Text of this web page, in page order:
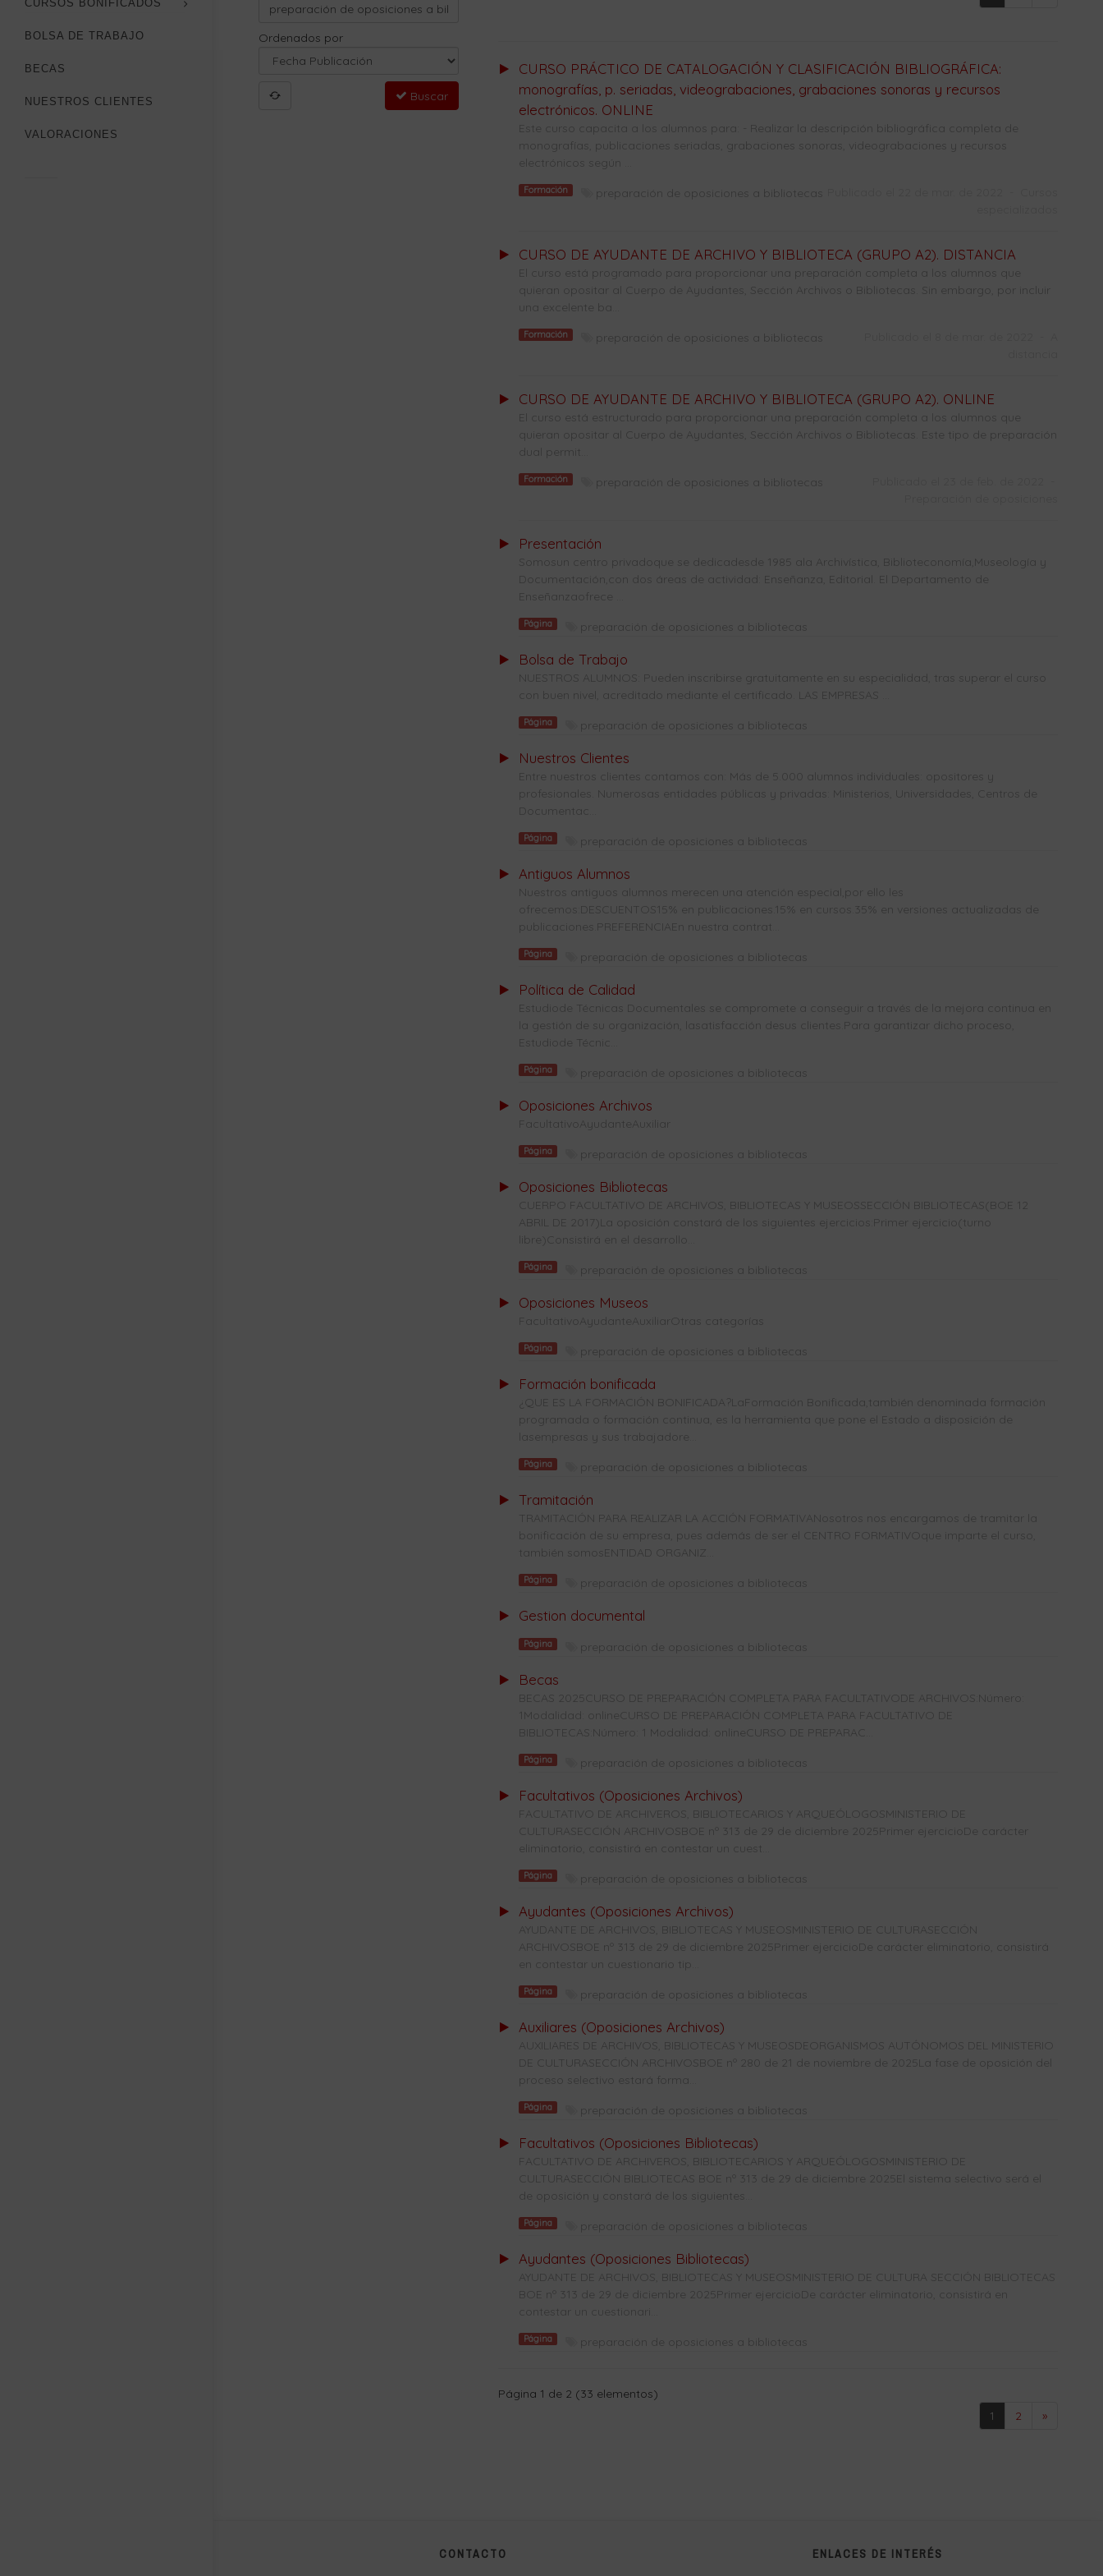
CURSOS BONIFICADOS
BOLSA DE TRABAJO
BECAS
NUESTROS CLIENTES
VALORACIONES
Ordenados por
Buscar
CURSO PRÁCTICO DE CATALOGACIÓN Y CLASIFICACIÓN BIBLIOGRÁFICA:
monografías, p. seriadas, videograbaciones, grabaciones sonoras y recursos
electrónicos. ONLINE
Este curso capacita a los alumnos para: - Realizar la descripción bibliográfica completa de
monografías, publicaciones seriadas, grabaciones sonoras, videograbaciones y recursos
electrónicos según ...
Formación preparación de oposiciones a bibliotecas
CURSO DE AYUDANTE DE ARCHIVO Y BIBLIOTECA (GRUPO A2). DISTANCIA
El curso está programado para proporcionar una preparación completa a los alumnos que
quieran opositar al Cuerpo de Ayudantes, Sección Archivos o Bibliotecas. Sin embargo, por incluir
una excelente ba...
Formación preparación de oposiciones a bibliotecas
CURSO DE AYUDANTE DE ARCHIVO Y BIBLIOTECA (GRUPO A2). ONLINE
El curso está estructurado para proporcionar una preparación completa a los alumnos que
quieran opositar al Cuerpo de Ayudantes, Sección Archivos o Bibliotecas. Este tipo de preparación
dual permit...
Formación preparación de oposiciones a bibliotecas
Presentación
Somosun centro privadoque se dedicadesde 1985 ala Archivística, Biblioteconomía,Museología y
Documentación,con dos áreas de actividad: Enseñanza, Editorial. El Departamento de
Enseñanzaofrece ...
Página preparación de oposiciones a bibliotecas
Bolsa de Trabajo
NUESTROS ALUMNOS: Pueden inscribirse gratuitamente en su especialidad, tras superar el curso
con buen nivel, acreditado mediante el certificado. LAS EMPRESAS ...
Página preparación de oposiciones a bibliotecas
Nuestros Clientes
Entre nuestros clientes contamos con: Más de 5.000 alumnos individuales: opositores y
profesionales. Numerosas entidades públicas y privadas: Ministerios, Universidades, Centros de
Documentac...
Página preparación de oposiciones a bibliotecas
Antiguos Alumnos
Nuestros antiguos alumnos merecen una atención especial,por ello les
ofrecemos:DESCUENTOS15% en publicaciones.15% en cursos.35% en versiones actualizadas de
publicaciones.PREFERENCIAEn nuestra contrat...
Página preparación de oposiciones a bibliotecas
Política de Calidad
Estudiode Técnicas Documentales se compromete a conseguir a través de la mejora continua en
la gestión de su organización, lasatisfacción desus clientes.Para garantizar dicho proceso,
Estudiode Técnic...
Página preparación de oposiciones a bibliotecas
Oposiciones Archivos
FacultativoAyudanteAuxiliar
Página preparación de oposiciones a bibliotecas
Oposiciones Bibliotecas
CUERPO FACULTATIVO DE ARCHIVOS, BIBLIOTECAS Y MUSEOSSECCIÓN BIBLIOTECAS(BOE 12
ABRIL DE 2017)La oposición constará de los siguientes ejercicios:Primer ejercicio(turno
libre)Consistirá en el desarrollo...
Página preparación de oposiciones a bibliotecas
Oposiciones Museos
FacultativoAyudanteAuxiliarOtras categorías
Página preparación de oposiciones a bibliotecas
Formación bonificada
¿QUE ES LA FORMACIÓN BONIFICADA?LaFormación Bonificada,también denominada formación
programada o formación continua, es la herramienta que pone el Estado a disposición de
lasempresas y sus trabajadore...
Página preparación de oposiciones a bibliotecas
Tramitación
TRAMITACIÓN PARA REALIZAR LA ACCIÓN FORMATIVANosotros nos encargamos de tramitar la
bonificación de su empresa, pues además de ser el CENTRO FORMATIVOque imparte el curso,
también somosENTIDAD ORGANIZ...
Página preparación de oposiciones a bibliotecas
Gestion documental
Página preparación de oposiciones a bibliotecas
Becas
BECAS 2025CURSO DE PREPARACIÓN COMPLETA PARA FACULTATIVODE ARCHIVOS:Número:
1Modalidad: onlineCURSO DE PREPARACIÓN COMPLETA PARA FACULTATIVO DE
BIBLIOTECAS:Número: 1 Modalidad: onlineCURSO DE PREPARAC...
Página preparación de oposiciones a bibliotecas
Facultativos (Oposiciones Archivos)
FACULTATIVO DE ARCHIVEROS, BIBLIOTECARIOS Y ARQUEÓLOGOSMINISTERIO DE
CULTURASECCIÓN ARCHIVOSBOE nº 313 de 29 de diciembre 2025Primer ejercicioDe carácter
eliminatorio, consistirá en contestar un cuest...
Página preparación de oposiciones a bibliotecas
Ayudantes (Oposiciones Archivos)
AYUDANTE DE ARCHIVOS, BIBLIOTECAS Y MUSEOSMINISTERIO DE CULTURASECCIÓN
ARCHIVOSBOE nº 313 de 29 de diciembre 2025Primer ejercicioDe carácter eliminatorio, consistirá
en contestar un cuestionario tip...
Página preparación de oposiciones a bibliotecas
Auxiliares (Oposiciones Archivos)
AUXILIARES DE ARCHIVOS, BIBLIOTECAS Y MUSEOSDEORGANISMOS AUTÓNOMOS DEL MINISTERIO
DE CULTURASECCIÓN ARCHIVOSBOE nº 280 de 21 de noviembre de 2025La fase de oposición del
proceso selectivo estará forma...
Página preparación de oposiciones a bibliotecas
Facultativos (Oposiciones Bibliotecas)
FACULTATIVO DE ARCHIVEROS, BIBLIOTECARIOS Y ARQUEÓLOGOSMINISTERIO DE
CULTURASECCIÓN BIBLIOTECAS BOE nº 313 de 29 de diciembre 2025El sistema selectivo será el
de oposición y constará de los siguientes...
Página preparación de oposiciones a bibliotecas
Ayudantes (Oposiciones Bibliotecas)
AYUDANTE DE ARCHIVOS, BIBLIOTECAS Y MUSEOSMINISTERIO DE CULTURA SECCIÓN BIBLIOTECAS
BOE nº 313 de 29 de diciembre 2025Primer ejercicioDe carácter eliminatorio, consistirá en
contestar un cuestionari...
Página preparación de oposiciones a bibliotecas
Página 1 de 2 (33 elementos)
1
2 »
CONTACTO ENLACES DE INTERÉS